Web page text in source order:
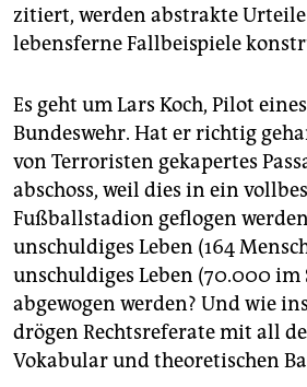
zitiert, werden abstrakte
lebensferne Fallbeispiele
Es geht um Lars Koch, Pilot
Bundeswehr. Hat er richtig
von Terroristen gekapertes
abschoss, weil dies in ein
Fußballstadion geflogen
unschuldiges Leben (164
unschuldiges Leben (70.000 im
abgewogen werden? Und wie
drögen Rechtsreferate mit all
Vokabular und theoretischen